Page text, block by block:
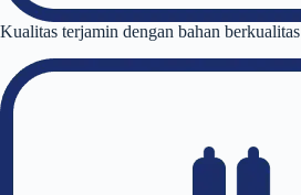
Kualitas terjamin dengan bahan berkualitas